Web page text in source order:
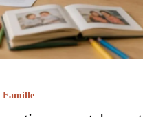
Famille